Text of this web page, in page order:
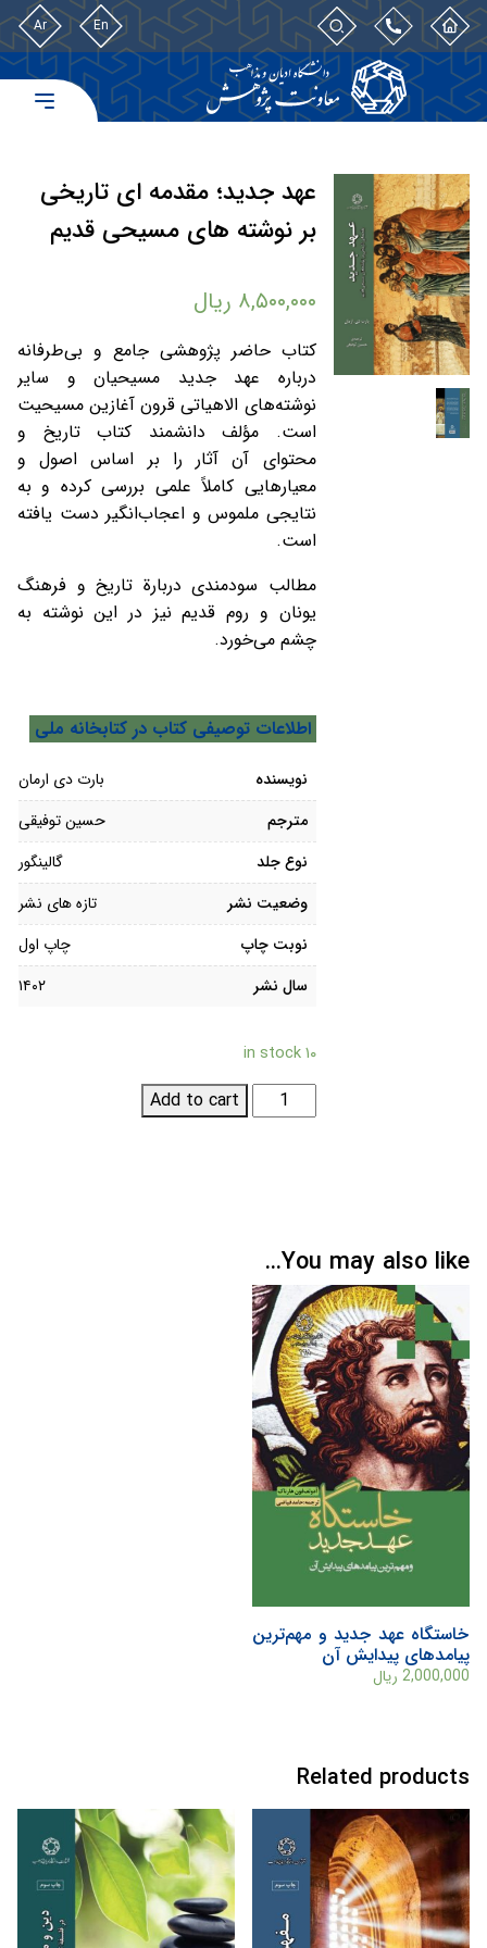
En
Ar
عهد جدید؛ مقدمه ای تاریخی
بر نوشته های مسیحی قدیم
۸,۵۰۰,۰۰۰ ریال
کتاب حاضر پژوهشی جامع و بی‌طرفانه
درباره عهد جدید مسیحیان و سایر
نوشته‌های الاهیاتی قرون آغازین مسیحیت
است. مؤلف دانشمند کتاب تاریخ و
محتوای آن آثار را بر اساس اصول و
معیار‌هایی کاملاً علمی بررسی کرده و به
نتایجی ملموس و اعجاب‌انگیر دست یافته
است.
مطالب سودمندی دربارة تاریخ و فرهنگ
یونان و روم قدیم نیز در این نوشته به
چشم می‌خورد.
اطلاعات توصیفی کتاب در کتابخانه ملی
نویسنده
بارت دی ارمان
مترجم
حسین توفیقی
نوع جلد
گالینگور
وضعیت نشر
تازه های نشر
نوبت چاپ
چاپ اول
سال نشر
۱۴۰۲
۱۰ in stock
جدید؛
نوشته
های
مسیحی
قدیم
quantity
Add to cart
You may also like…
خاستگاه عهد جديد و مهم‌ترين
پيامدهای پيدايش آن
2,000,000 ریال
Related products